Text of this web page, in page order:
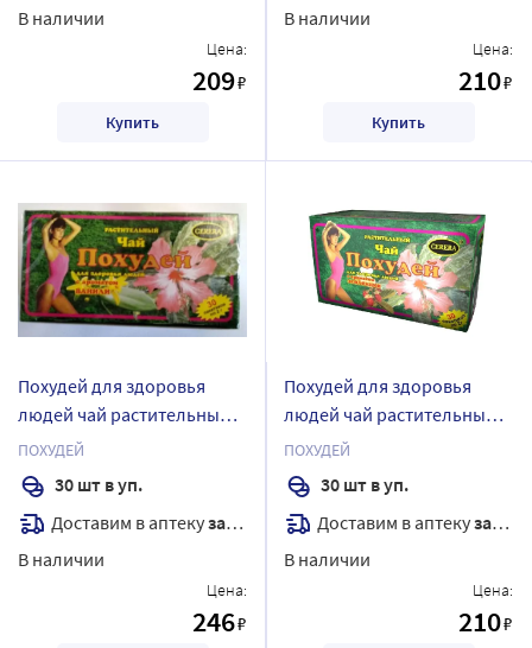
В наличии
Цена:
209₽
Купить
В наличии
Цена:
210₽
Купить
Похудей для здоровья
людей чай растительный/
ваниль 2 гр 30 шт. фильтр-
пакеты
ПОХУДЕЙ
30 шт в уп.
Доставим в аптекузавтра
В наличии
Цена:
246₽
Похудей для здоровья
людей чай растительный/
земляника 2 гр 30 шт.
фильтр-пакеты
ПОХУДЕЙ
30 шт в уп.
Доставим в аптекузавтра
В наличии
Цена:
210₽